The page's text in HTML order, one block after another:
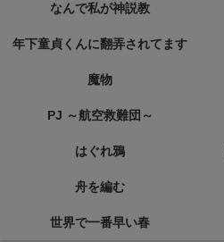
なんで私が神説教
年下童貞くんに翻弄されてます
魔物
PJ ～航空救難団～
はぐれ鴉
舟を編む
世界で一番早い春